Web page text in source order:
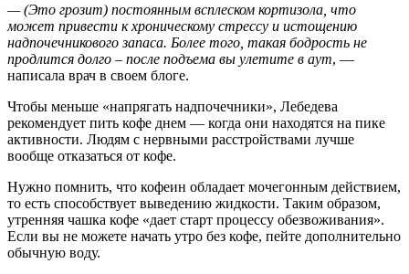
— (Это грозит) постоянным всплеском кортизола, что
может привести к хроническому стрессу и истощению
надпочечникового запаса. Более того, такая бодрость не
продлится долго – после подъема вы улетите в аут, —
написала врач в своем блоге.
Чтобы меньше «напрягать надпочечники», Лебедева
рекомендует пить кофе днем — когда они находятся на пике
активности. Людям с нервными расстройствами лучше
вообще отказаться от кофе.
Нужно помнить, что кофеин обладает мочегонным действием,
то есть способствует выведению жидкости. Таким образом,
утренняя чашка кофе «дает старт процессу обезвоживания».
Если вы не можете начать утро без кофе, пейте дополнительно
обычную воду.